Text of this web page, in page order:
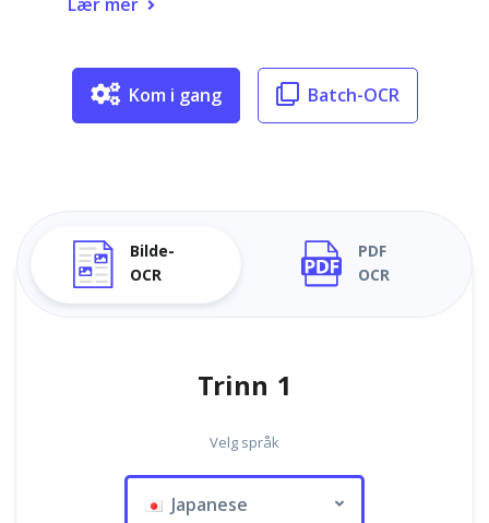
Kom i gang Batch-OCR
Bilde-
OCR
PDF
OCR
Trinn 1
Velg språk
Japanese